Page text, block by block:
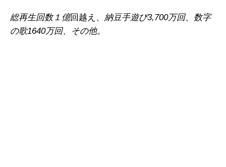
総再生回数１億回越え、 納豆手遊び3,700万回、数字
の歌1640万回、その他。